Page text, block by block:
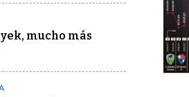
mucho más